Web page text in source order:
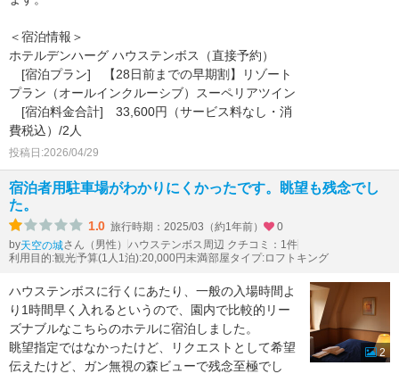
＜宿泊情報＞
ホテルデンハーグ ハウステンボス（直接予約）
[宿泊プラン] 【28日前までの早期割】リゾート
プラン（オールインクルーシブ）スーペリアツイン
[宿泊料金合計] 33,600円（サービス料なし・消
費税込）/2人
投稿日:2026/04/29
宿泊者用駐車場がわかりにくかったです。眺望も残念でし
た。
1.0 旅行時期：2025/03（約1年前）
0
by天空の城さん（男性） ハウステンボス周辺 クチコミ：1件
利用目的:観光予算(1人1泊):20,000円未満部屋タイプ:ロフトキング
ハウステンボスに行くにあたり、一般の入場時間よ
り1時間早く入れるというので、園内で比較的リー
ズナブルなこちらのホテルに宿泊しました。
眺望指定ではなかったけど、リクエストとして希望
伝えたけど、ガン無視の森ビューで残念至極でし
2